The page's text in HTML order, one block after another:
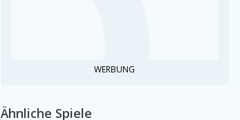
WERBUNG
Ähnliche Spiele